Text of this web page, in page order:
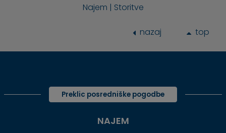
Najem | Storitve
nazaj top
Preklic posredniške pogodbe
NAJEM